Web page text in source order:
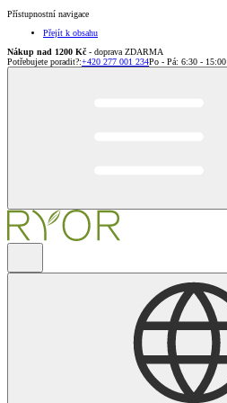
Přístupnostní navigace
Přejít k obsahu
Nákup nad 1200 Kč - doprava ZDARMA
Potřebujete poradit?:+420 277 001 234Po - Pá: 6:30 - 15:00